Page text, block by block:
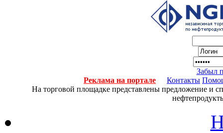
Забыл
Реклама на портале
Контакты
На торговой площадке представлены предложение и